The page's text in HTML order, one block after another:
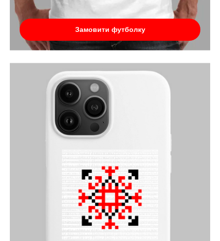
Замовити футболку